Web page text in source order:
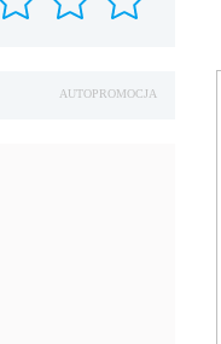
AUTOPROMOCJA